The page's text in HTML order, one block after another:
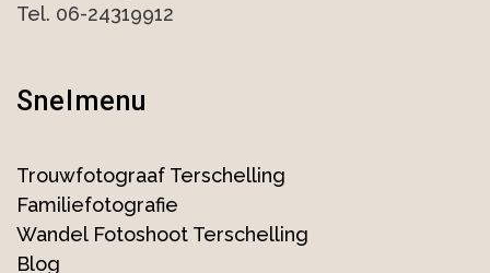
Tel. 06-24319912
Snelmenu
Trouwfotograaf Terschelling
Familiefotografie
Wandel Fotoshoot Terschelling
Blog